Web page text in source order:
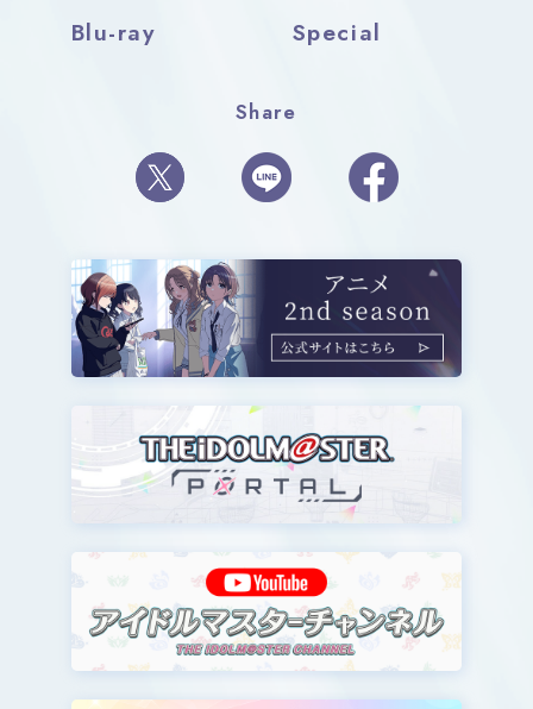
Blu-ray Special
Share